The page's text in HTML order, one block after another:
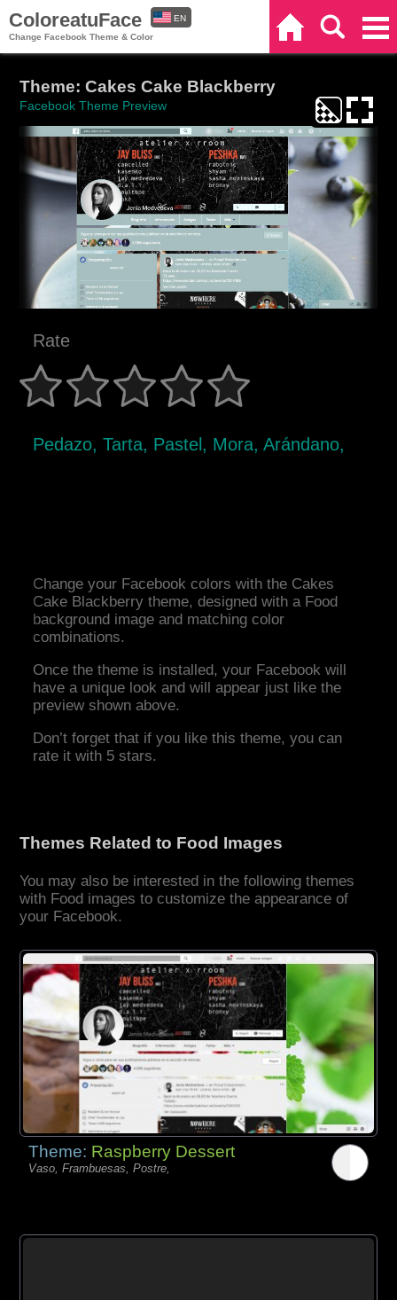
ColoreatuFace
Change Facebook Theme & Color
EN
Theme: Cakes Cake Blackberry
Facebook Theme Preview
Rate
Pedazo, Tarta, Pastel, Mora, Arándano,
Change your Facebook colors with the Cakes
Cake Blackberry theme, designed with a Food
background image and matching color
combinations.
Once the theme is installed, your Facebook will
have a unique look and will appear just like the
preview shown above.
Don’t forget that if you like this theme, you can
rate it with 5 stars.
Themes Related to Food Images
You may also be interested in the following themes
with Food images to customize the appearance of
your Facebook.
Theme: Raspberry Dessert
Vaso, Frambuesas, Postre,